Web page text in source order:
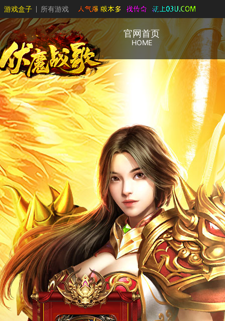
游戏盒子 所有游戏
官网首页
HOME